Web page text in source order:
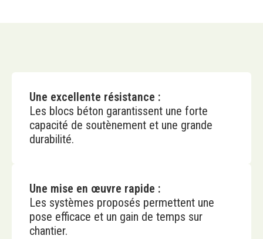
Une excellente résistance :
Les blocs béton garantissent une forte
capacité de soutènement et une grande
durabilité.
Une mise en œuvre rapide :
Les systèmes proposés permettent une
pose efficace et un gain de temps sur
chantier.